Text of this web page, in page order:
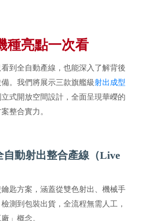
種亮點一次看
到全自動產線，也能深入了解背後
。我們將展示三款旗艦級射出成型
立式開放空間設計，全面呈現華嶸的
整合實力。
自動射出整合產線（Live
匙方案，涵蓋從雙色射出、機械手
測到包裝出貨，全流程無需人工，
」概念。